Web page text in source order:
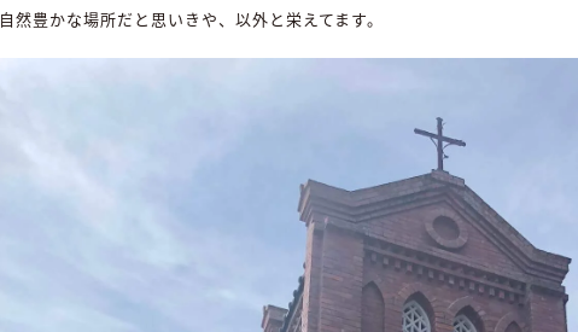
自然豊かな場所だと思いきや、以外と栄えてます。